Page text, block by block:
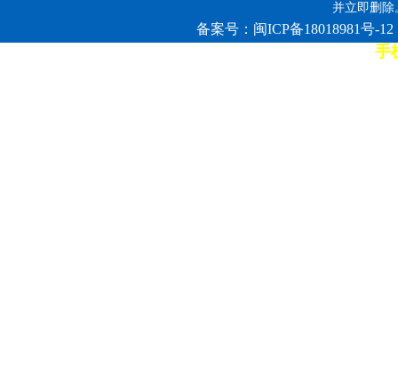
并立即删除
备案号：闽ICP备18018981号-12
7*12小时客服热线: 康师傅手